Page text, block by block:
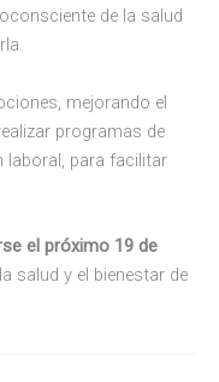
de la salud
mejorando el
programas de
laboral, para facilitar
el próximo 19 de
salud y el bienestar de